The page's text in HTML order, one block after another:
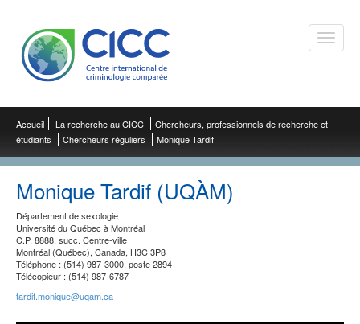
Toggle
Accueil La recherche au CICC
Chercheurs, professionnels de recherche et
étudiants
Chercheurs réguliers Monique Tardif
Monique Tardif (UQÀM)
Département de sexologie
Université du Québec à Montréal
C.P. 8888, succ. Centre-ville
Montréal (Québec), Canada, H3C 3P8
Téléphone : (514) 987-3000, poste 2894
Télécopieur : (514) 987-6787
tardif.monique@uqam.ca